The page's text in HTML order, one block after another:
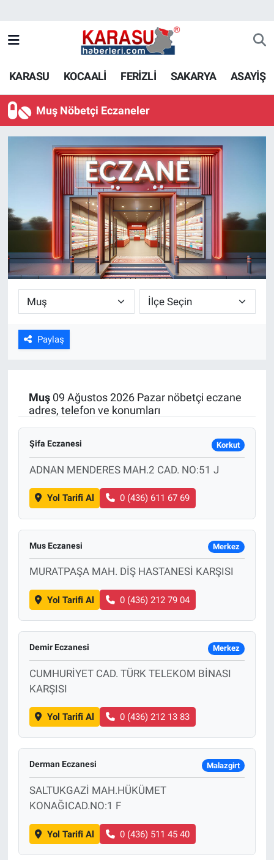
KARASU KOCAALİ FERİZLİ SAKARYA ASAYİŞ
Muş Nöbetçi Eczaneler
Paylaş
Muş09 Ağustos 2026 Pazar nöbetçi eczane
adres, telefon ve konumları
Şifa Eczanesi Korkut
ADNAN MENDERES MAH.2 CAD. NO:51 J
Yol Tarifi Al 0 (436) 611 67 69
Mus Eczanesi Merkez
MURATPAŞA MAH. DİŞ HASTANESİ KARŞISI
Yol Tarifi Al 0 (436) 212 79 04
Demir Eczanesi Merkez
CUMHURİYET CAD. TÜRK TELEKOM BİNASI
KARŞISI
Yol Tarifi Al 0 (436) 212 13 83
Derman Eczanesi Malazgirt
SALTUKGAZİ MAH.HÜKÜMET
KONAĞICAD.NO:1 F
Yol Tarifi Al 0 (436) 511 45 40